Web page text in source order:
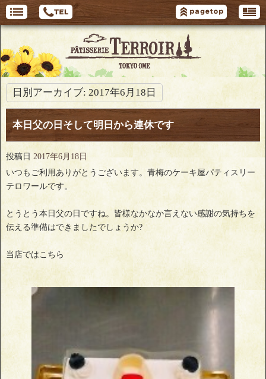
日別アーカイブ: 2017年6月18日
本日父の日そして明日から連休です
投稿日 2017年6月18日
いつもご利用ありがとうございます。青梅のケーキ屋パティスリー
テロワールです。
とうとう本日父の日ですね。皆様なかなか言えない感謝の気持ちを
伝える準備はできましたでしょうか?
当店ではこちら